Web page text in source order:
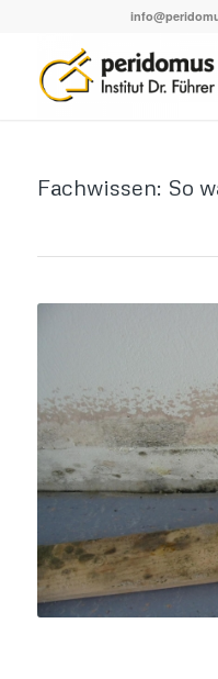
Fachwissen: So